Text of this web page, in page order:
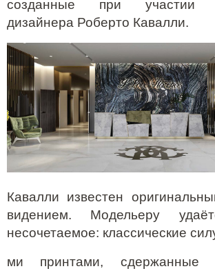
созданные при участии
дизайнера Роберто Кавалли.
Кавалли известен
видением. Модельеру
несочетаемое: классические
ми принтами, сдержанные